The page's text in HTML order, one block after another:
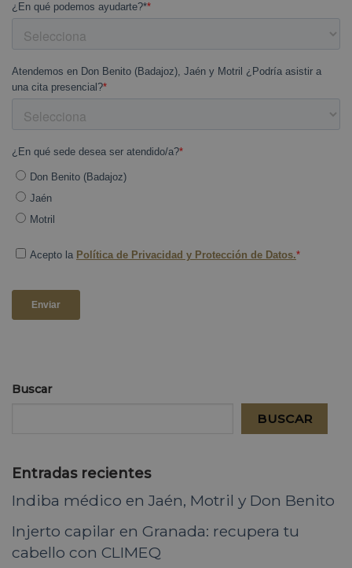
Buscar
BUSCAR
Entradas recientes
Indiba médico en Jaén, Motril y Don Benito
Injerto capilar en Granada: recupera tu
cabello con CLIMEQ